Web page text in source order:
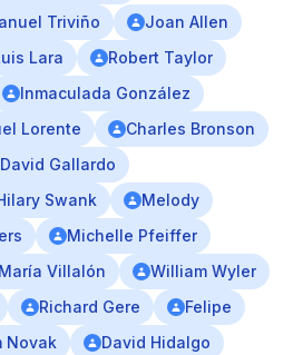
Triviño
Joan Allen
Lara
Robert Taylor
Inmaculada González
Lorente
Charles Bronson
David Gallardo
Swank
Melody
Michelle Pfeiffer
María Villalón
William Wyler
Richard Gere
Felipe
Novak
David Hidalgo